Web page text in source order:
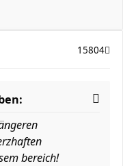
15804
bereich!